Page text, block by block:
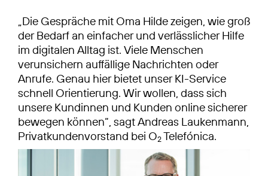
„Die Gespräche mit Oma Hilde zeigen, wie groß
der Bedarf an einfacher und verlässlicher Hilfe
im digitalen Alltag ist. Viele Menschen
verunsichern auffällige Nachrichten oder
Anrufe. Genau hier bietet unser KI-Service
schnell Orientierung. Wir wollen, dass sich
unsere Kundinnen und Kunden online sicherer
bewegen können“, sagt Andreas Laukenmann,
Privatkundenvorstand bei O2Telefónica.